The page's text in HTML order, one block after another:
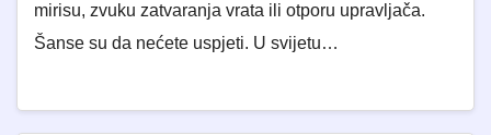
mirisu, zvuku zatvaranja vrata ili otporu upravljača.
Šanse su da nećete uspjeti. U svijetu…